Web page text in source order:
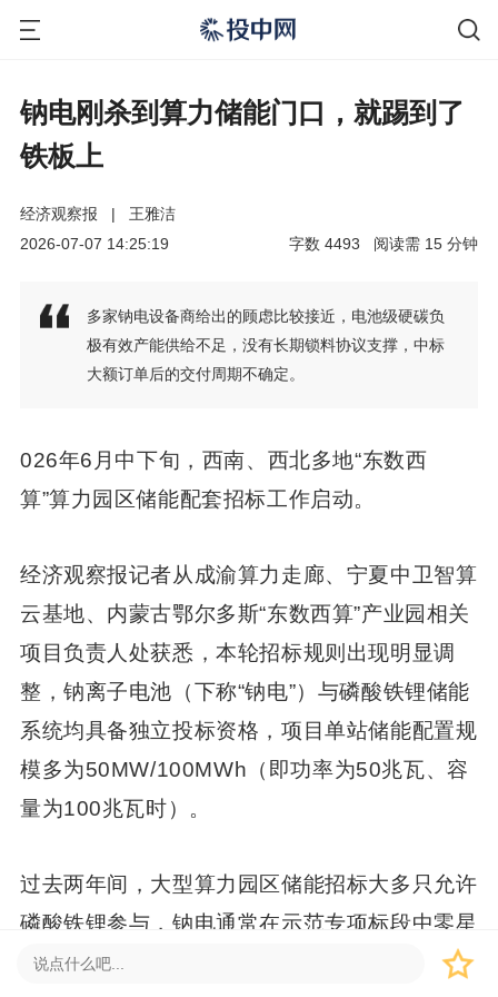
钠电刚杀到算力储能门口，就踢到了
铁板上
经济观察报 |
王雅洁
2026-07-07 14:25:19
分钟
15
阅读需
4493
字数
多家钠电设备商给出的顾虑比较接近，电池级硬碳负
极有效产能供给不足，没有长期锁料协议支撑，中标
大额订单后的交付周期不确定。
026年6月中下旬，西南、西北多地“东数西
算”算力园区储能配套招标工作启动。
经济观察报记者从成渝算力走廊、宁夏中卫智算
云基地、内蒙古鄂尔多斯“东数西算”产业园相关
项目负责人处获悉，本轮招标规则出现明显调
整，钠离子电池（下称“钠电”）与磷酸铁锂储能
系统均具备独立投标资格，项目单站储能配置规
模多为50MW/100MWh（即功率为50兆瓦、容
量为100兆瓦时）。
过去两年间，大型算力园区储能招标大多只允许
磷酸铁锂参与，钠电通常在示范专项标段中零星
出现。此次，钠电登上舞台，与磷酸铁锂在同一